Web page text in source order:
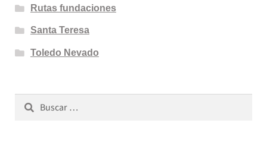
Rutas fundaciones
Santa Teresa
Toledo Nevado
Buscar: